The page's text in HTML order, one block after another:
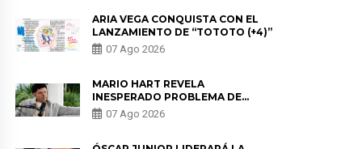
ARIA VEGA CONQUISTA CON EL
LANZAMIENTO DE “TOTOTO (+4)”
07 Ago 2026
MARIO HART REVELA
INESPERADO PROBLEMA DE
SALUD ANTES DE SEPARARSE DE
KORINA: “ME ENCONTRARON UN
07 Ago 2026